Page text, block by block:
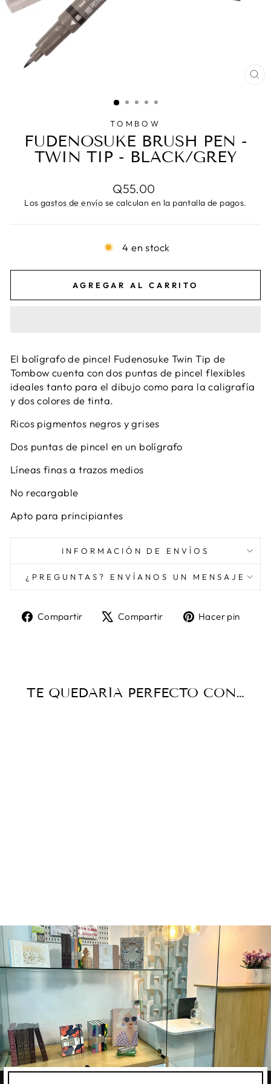
TOMBOW
FUDENOSUKE BRUSH PEN -
TWIN TIP - BLACK/GREY
Precio
habitual
Q55.00
Losgastos de envío se calculan en la pantalla de pagos.
4 en stock
AGREGAR AL CARRITO
El bolígrafo de pincel Fudenosuke Twin Tip de
Tombow cuenta con dos puntas de pincel flexibles
ideales tanto para el dibujo como para la caligrafía
y dos colores de tinta.
Ricos pigmentos negros y grises
Dos puntas de pincel en un bolígrafo
Líneas finas a trazos medios
No recargable
Apto para principiantes
INFORMACIÓN DE ENVÍOS
¿PREGUNTAS? ENVÍANOS UN MENSAJE
Compartir
CompartirCompartir
TuitearHacer pin
TE QUEDARÍA PERFECTO CON…